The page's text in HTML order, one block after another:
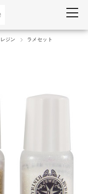
レジン ラメセット